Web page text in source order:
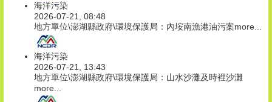
海洋污染
2026-07-21, 08:48
地方單位\澎湖縣政府\環境保護局：內垵南漁港油污案more...
海洋污染
2026-07-21, 13:43
地方單位\澎湖縣政府\環境保護局：山水沙灘及時裡沙灘
more...